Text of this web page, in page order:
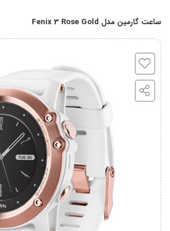
ساعت گارمین مدل Fenix 3 Rose Gold